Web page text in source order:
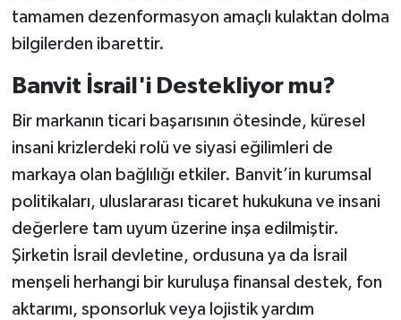
tamamen dezenformasyon amaçlı kulaktan dolma
bilgilerden ibarettir.
Banvit İsrail'i Destekliyor mu?
Bir markanın ticari başarısının ötesinde, küresel
insani krizlerdeki rolü ve siyasi eğilimleri de
markaya olan bağlılığı etkiler. Banvit’in kurumsal
politikaları, uluslararası ticaret hukukuna ve insani
değerlere tam uyum üzerine inşa edilmiştir.
Şirketin İsrail devletine, ordusuna ya da İsrail
menşeli herhangi bir kuruluşa finansal destek, fon
aktarımı, sponsorluk veya lojistik yardım